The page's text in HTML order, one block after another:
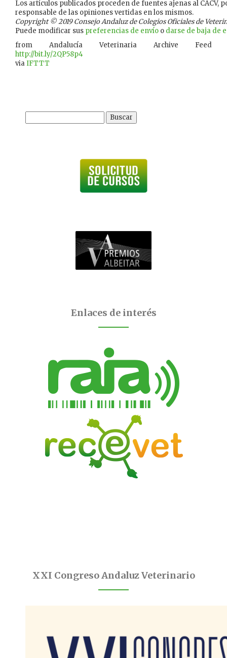
Los artículos publicados proceden de fuentes ajenas al CACV,
responsable de las opiniones vertidas en los mismos.
Copyright © 2019 Consejo Andaluz de Colegios Oficiales de
Puede modificar sus preferencias de envío o darse de baja de
from Andalucía Veterinaria Archive Feed
http://bit.ly/2QP58p4
viaIFTTT
Buscar:
Enlaces de interés
XXI Congreso Andaluz Veterinario